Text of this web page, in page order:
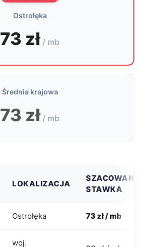
Ostrołęka
73 zł / mb
Średnia krajowa
73 zł / mb
LOKALIZACJA
SZACOWANA
STAWKA
Ostrołęka 73 zł / mb
woj.